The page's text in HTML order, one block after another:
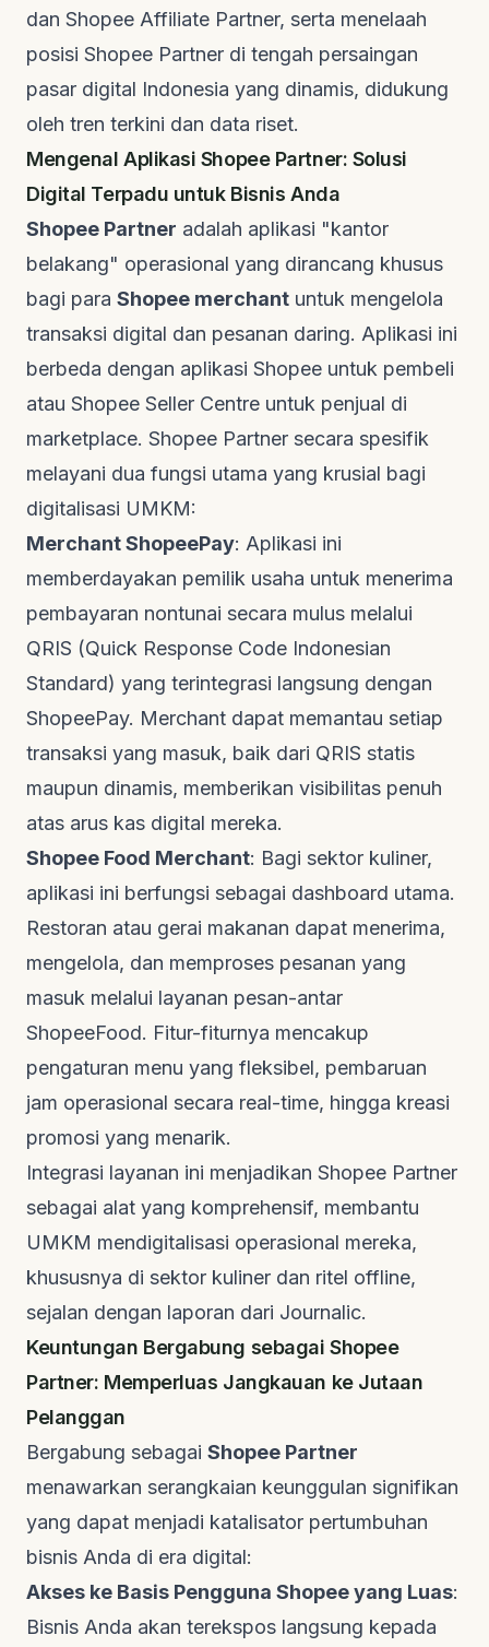
dan Shopee Affiliate Partner, serta menelaah
posisi Shopee Partner di tengah persaingan
pasar digital Indonesia yang dinamis, didukung
oleh tren terkini dan data riset.
Mengenal Aplikasi Shopee Partner: Solusi
Digital Terpadu untuk Bisnis Anda
Shopee Partner adalah aplikasi "kantor
belakang" operasional yang dirancang khusus
bagi para Shopee merchant untuk mengelola
transaksi digital dan pesanan daring. Aplikasi ini
berbeda dengan aplikasi Shopee untuk pembeli
atau Shopee Seller Centre untuk penjual di
marketplace. Shopee Partner secara spesifik
melayani dua fungsi utama yang krusial bagi
digitalisasi UMKM:
Merchant ShopeePay: Aplikasi ini
memberdayakan pemilik usaha untuk menerima
pembayaran nontunai secara mulus melalui
QRIS (Quick Response Code Indonesian
Standard) yang terintegrasi langsung dengan
ShopeePay. Merchant dapat memantau setiap
transaksi yang masuk, baik dari QRIS statis
maupun dinamis, memberikan visibilitas penuh
atas arus kas digital mereka.
Shopee Food Merchant: Bagi sektor kuliner,
aplikasi ini berfungsi sebagai dashboard utama.
Restoran atau gerai makanan dapat menerima,
mengelola, dan memproses pesanan yang
masuk melalui layanan pesan-antar
ShopeeFood. Fitur-fiturnya mencakup
pengaturan menu yang fleksibel, pembaruan
jam operasional secara real-time, hingga kreasi
promosi yang menarik.
Integrasi layanan ini menjadikan Shopee Partner
sebagai alat yang komprehensif, membantu
UMKM mendigitalisasi operasional mereka,
khususnya di sektor kuliner dan ritel offline,
sejalan dengan laporan dari Journalic.
Keuntungan Bergabung sebagai Shopee
Partner: Memperluas Jangkauan ke Jutaan
Pelanggan
Bergabung sebagai Shopee Partner
menawarkan serangkaian keunggulan signifikan
yang dapat menjadi katalisator pertumbuhan
bisnis Anda di era digital:
Akses ke Basis Pengguna Shopee yang Luas:
Bisnis Anda akan terekspos langsung kepada